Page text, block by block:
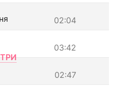
02:04
03:42
02:47